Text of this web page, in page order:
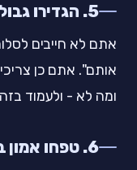
5. הגדירו גבולות ברורים
אתם לא חייבים
אותם". אתם כן
ומה לא - ולעמוד
6. טפחו אמון בעצמכם